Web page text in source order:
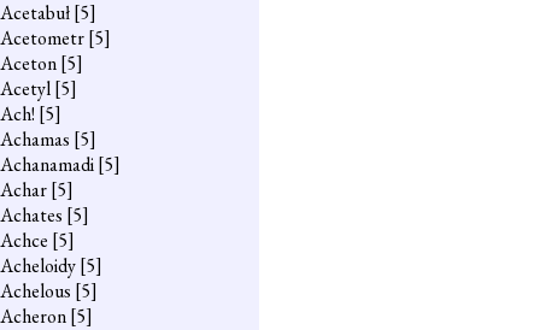
Acetabuł[5]
Acetometr[5]
Aceton[5]
Acetyl[5]
Ach! [5]
Achamas [5]
Achanamadi[5]
Achar[5]
Achates [5]
Achce [5]
Acheloidy[5]
Achelous [5]
Acheron[5]